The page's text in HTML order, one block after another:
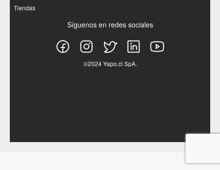
Tiendas
Síguenos en redes sociales
©2024 Yapo.cl SpA.